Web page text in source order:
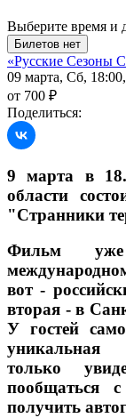
Выберите время и
«Русские Сезоны
09 марта, Сб,
от 700 ₽
Поделиться:
9 марта в
области
"Странники
Фильм
вот -
вторая - в
У гостей
только
пообщаться
получить